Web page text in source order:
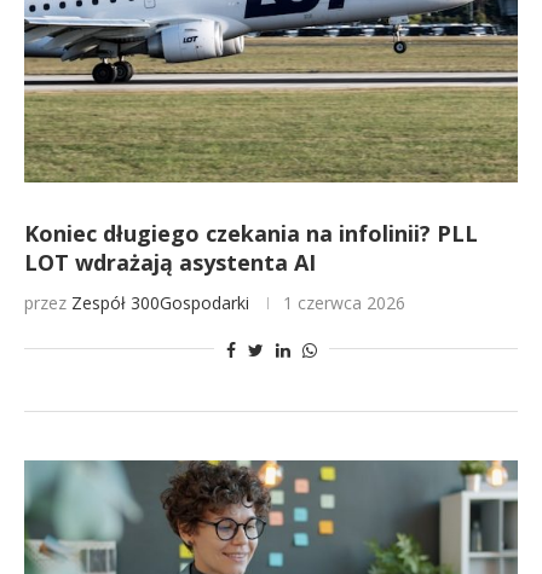
Koniec długiego czekania na infolinii? PLL
LOT wdrażają asystenta AI
przez Zespół 300Gospodarki 1 czerwca 2026